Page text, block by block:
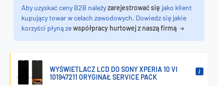
Aby uzyskać ceny B2B należyzarejestrować się jako klient
kupujący towar w celach zawodowych. Dowiedz się jakie
korzyści płyną zewspółpracy hurtowej z naszą firmą
WYŚWIETLACZ LCD DO SONY XPERIA 10 VI
101947211 ORYGINAŁ SERVICE PACK